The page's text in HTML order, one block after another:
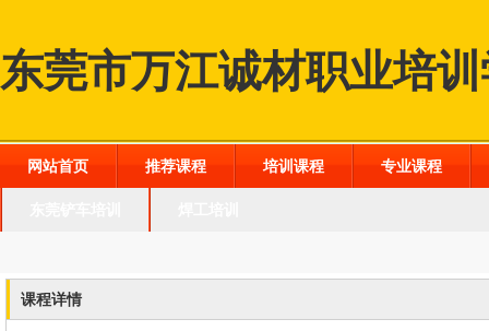
东莞市万江诚材职业培
网站首页 推荐课程 培训课程 专业课程
课程详情